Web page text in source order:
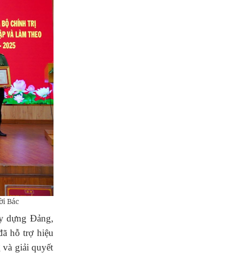
Bác
dựng Đảng,
hỗ trợ hiệu
và giải quyết